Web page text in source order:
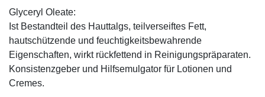
Glyceryl Oleate:
Ist Bestandteil des Hauttalgs, teilverseiftes Fett,
hautschützende und feuchtigkeitsbewahrende
Eigenschaften, wirkt rückfettend in Reinigungspräparaten.
Konsistenzgeber und Hilfsemulgator für Lotionen und
Cremes.